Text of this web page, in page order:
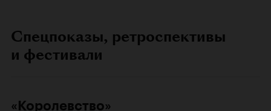
Спецпоказы, ретроспективы
и фестивали
«Королевство»